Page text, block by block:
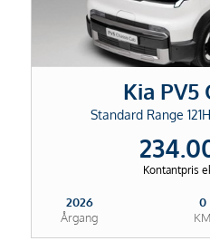
Kia PV5
Standard Range
Kontantpris
2026
Årgang
0
KM